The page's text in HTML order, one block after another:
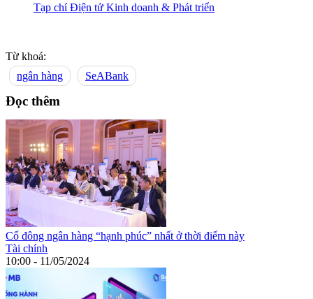
Tạp chí Điện tử Kinh doanh & Phát triển
Từ khoá:
ngân hàng
SeABank
Đọc thêm
Cổ đông ngân hàng “hạnh phúc” nhất ở thời điểm này
Tài chính
10:00 - 11/05/2024